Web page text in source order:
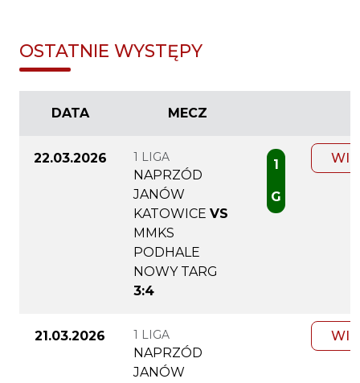
OSTATNIE WYSTĘPY
DATA MECZ
22.03.2026 1 LIGA
NAPRZÓD
JANÓW
KATOWICE VS
MMKS
PODHALE
NOWY TARG
3:4
1
G
21.03.2026 1 LIGA
NAPRZÓD
JANÓW